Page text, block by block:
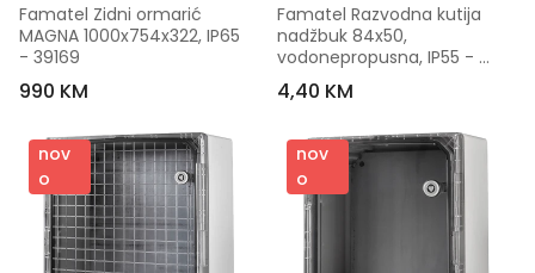
Famatel Zidni ormarić
MAGNA 1000x754x322, IP65
- 39169
990 KM
Famatel Razvodna kutija
nadžbuk 84x50,
vodonepropusna, IP55 -
3027
4,40 KM
nov
o
nov
o